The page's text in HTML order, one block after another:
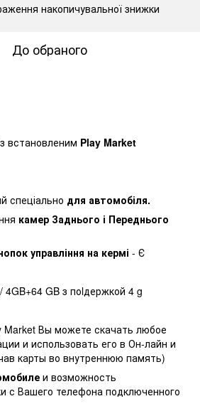
накопичувальної знижки
До обраного
встановленим Play Market
спеціально для автомобіля.
камер Заднього і Переднього
управління на кермі - Є
GB з поlдержкой 4 g
Market Вы можете скачать любое
и использовать его в Он-лайн и
карты во внутреннюю память)
и возможность
с Вашего телефона подключенного